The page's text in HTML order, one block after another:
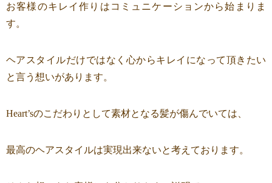
お客様のキレイ作りはコミュニケーションから始まりま
す。
ヘアスタイルだけではなく心からキレイになって頂きたい
と言う想いがあります。
Heart’sのこだわりとして素材となる髪が傷んでいては、
最高のヘアスタイルは実現出来ないと考えております。